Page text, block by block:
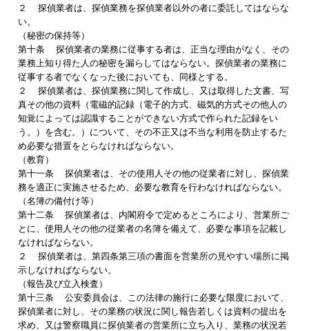
２ 探偵業者は、探偵業務を探偵業者以外の者に委託してはならな
い。
（秘密の保持等）
第十条 探偵業者の業務に従事する者は、正当な理由がなく、その
業務上知り得た人の秘密を漏らしてはならない。探偵業者の業務に
従事する者でなくなった後においても、同様とする。
２ 探偵業者は、探偵業務に関して作成し、又は取得した文書、写
真その他の資料（電磁的記録（電子的方式、磁気的方式その他人の
知覚によっては認識することができない方式で作られた記録をい
う。）を含む。）について、その不正又は不当な利用を防止するた
め必要な措置をとらなければならない。
（教育）
第十一条 探偵業者は、その使用人その他の従業者に対し、探偵業
務を適正に実施させるため、必要な教育を行わなければならない。
（名簿の備付け等）
第十二条 探偵業者は、内閣府令で定めるところにより、営業所ご
とに、使用人その他の従業者の名簿を備えて、必要な事項を記載し
なければならない。
２ 探偵業者は、第四条第三項の書面を営業所の見やすい場所に掲
示しなければならない。
（報告及び立入検査）
第十三条 公安委員会は、この法律の施行に必要な限度において、
探偵業者に対し、その業務の状況に関し報告若しくは資料の提出を
求め、又は警察職員に探偵業者の営業所に立ち入り、業務の状況若